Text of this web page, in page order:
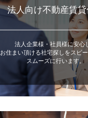
法人向け不動産賃
法人企業様・社員様に安心
お住まい頂ける社宅探しをスピ
スムーズに行います。